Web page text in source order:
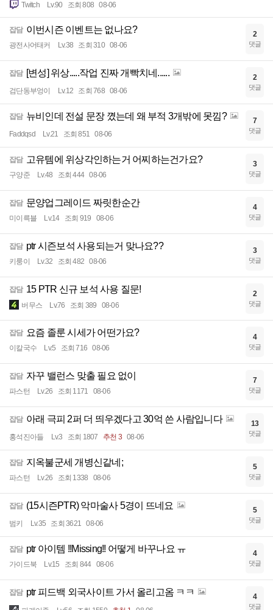
Twitch Lv.90 조회 808 08-06
잡담 이번시즌 이벤트는 없나요?
광전사어태커 Lv.38 조회 310 08-06
2
댓글
잡담 [변성] 위상.....작업 진짜 개빡치네......
검단동부엉이 Lv.12 조회 768 08-06
2
댓글
잡담 뉴비인데 전설 문장 꼈는데 왜 부적 3개밖에 못낌?
Faddqsd Lv.21 조회 851 08-06
7
댓글
잡담 고유템에 위상각인하는거 어찌하는건가요?
구양준 Lv.48 조회 444 08-06
3
댓글
잡담 문양업그레이드 짜릿한순간
미이륵블 Lv.14 조회 919 08-06
4
댓글
잡담 ptr 시즌보석 사용되는거 맞나요??
키룽이 Lv.32 조회 482 08-06
3
댓글
잡담 15 PTR 신규 보석 사용 질문!
버무스 Lv.76 조회 389 08-06
2
댓글
잡담 요즘 졸룬 시세가 어떤가요?
이칼국수 Lv.5 조회 716 08-06
4
댓글
잡담 자꾸 밸런스 맞출 필요 없이
파스턴 Lv.26 조회 1171 08-06
7
댓글
잡담 아래 극피 2퍼 더 띄우겠다고 30억 쓴 사람입니다
홍석진아들 Lv.3 조회 1807 추천 3 08-06
13
댓글
잡담 지옥불군세 개병신같네;
파스턴 Lv.26 조회 1338 08-06
5
댓글
잡담 (15시즌PTR) 악마술사 5경이 뜨네요
범키 Lv.35 조회 3621 08-06
5
댓글
잡담 ptr 아이템 !!Missing!! 어떻게 바꾸나요 ㅠ
가이드북 Lv.15 조회 844 08-06
4
댓글
잡담 ptr 피드백 외국사이트 가서 올리고옴 ㅋㅋ 4
댓글